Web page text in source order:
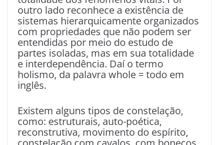
outro lado reconhece a existência de
sistemas hierarquicamente organizados
com propriedades que não podem ser
entendidas por meio do estudo de
partes isoladas, mas em sua totalidade
e interdependência. Daí o termo
holismo, da palavra whole = todo em
inglês.
Existem alguns tipos de constelação,
como: estruturais, auto-poética,
reconstrutiva, movimento do espírito,